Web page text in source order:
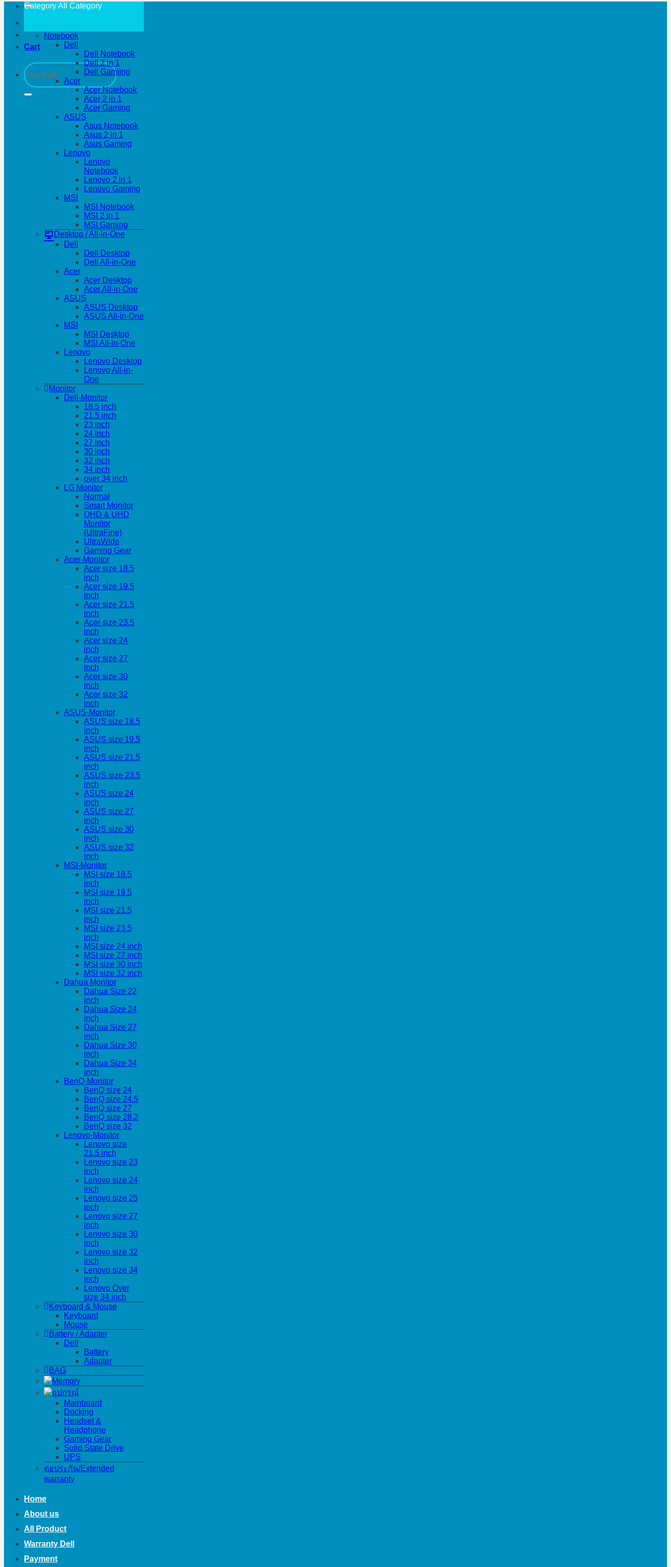
Cart
Search
for:
Category All Category
Notebook
Dell
Dell Notebook
Dell 2 in 1
Dell Gamiing
Acer
Acer Notebook
Acer 2 in 1
Acer Gaming
ASUS
Asus Notebook
Asus 2 in 1
Asus Gaming
Lenovo
Lenovo
Notebook
Lenovo 2 in 1
Lenovo Gaming
MSI
MSI Notebook
MSI 2 in 1
MSI Gaming
Desktop / All-in-One
Dell
Dell Desktop
Dell All-in-One
Acer
Acer Desktop
Acer All-in-One
ASUS
ASUS Desktop
ASUS All-in-One
MSI
MSI Desktop
MSI All-in-One
Lenovo
Lenovo Desktop
Lenovo All-in-
One
Monitor
Dell-Monitor
18.5 inch
21.5 inch
23 inch
24 inch
27 inch
30 inch
32 inch
34 inch
over 34 inch
LG Monitor
Normal
Smart Monitor
QHD & UHD
Monitor
(UltraFine)
UltraWide
Gaming Gear
Acer-Monitor
Acer size 18.5
inch
Acer size 19.5
inch
Acer size 21.5
inch
Acer size 23.5
inch
Acer size 24
inch
Acer size 27
inch
Acer size 30
inch
Acer size 32
inch
ASUS-Monitor
ASUS size 18.5
inch
ASUS size 19.5
inch
ASUS size 21.5
inch
ASUS size 23.5
inch
ASUS size 24
inch
ASUS size 27
inch
ASUS size 30
inch
ASUS size 32
inch
MSI-Monitor
MSI size 18.5
inch
MSI size 19.5
inch
MSI size 21.5
inch
MSI size 23.5
inch
MSI size 24 inch
MSI size 27 inch
MSI size 30 inch
MSI size 32 inch
Dahua Monitor
Dahua Size 22
inch
Dahua Size 24
inch
Dahua Size 27
inch
Dahua Size 30
inch
Dahua Size 34
inch
BenQ-Monitor
BenQ size 24
BenQ size 24.5
BenQ size 27
BenQ size 28.2
BenQ size 32
Lenovo-Monitor
Lenovo size
21.5 inch
Lenovo size 23
inch
Lenovo size 24
inch
Lenovo size 25
inch
Lenovo size 27
inch
Lenovo size 30
inch
Lenovo size 32
inch
Lenovo size 34
inch
Lenovo Over
size 34 inch
Keyboard & Mouse
Keyboard
Mouse
Battery / Adapter
Dell
Battery
Adapter
BAG
Memory
อุปกรณ์
Mainboard
Docking
Headset &
Headphone
Gaming Gear
Solid State Drive
UPS
ต่อประกัน/Extended
warranty
Home
About us
All Product
Warranty Dell
Payment